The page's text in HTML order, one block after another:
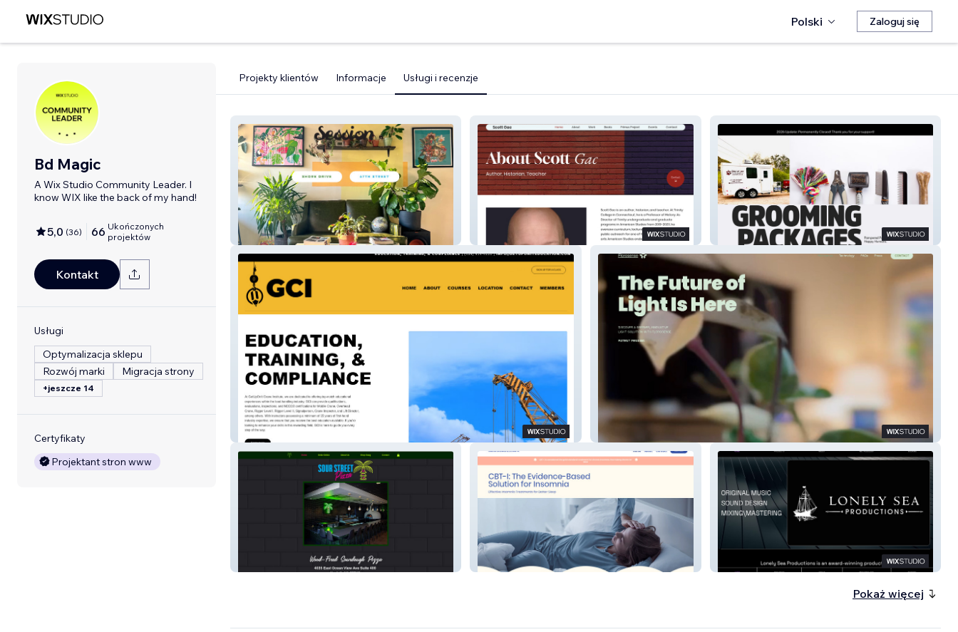
Polski Zaloguj się
Bd Magic
A Wix Studio Community Leader. I
know WIX like the back of my hand!
5,0 (36) 66 Ukończonych
projektów
Kontakt
Usługi
Optymalizacja sklepu
Rozwój marki
Migracja strony
+jeszcze 14
Certyfikaty
Projektant stron www
Projekty klientów Informacje Usługi i recenzje
Session Scott Gac Tails of Joy
GCI
Sour Street Pizza Jamie Schwartz LonelySeaProductions
Pokaż więcej